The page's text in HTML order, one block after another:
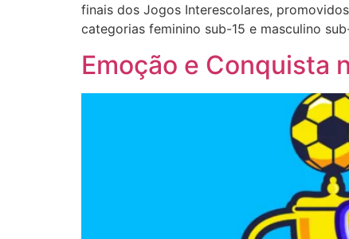
finais dos Jogos Interescolares,
categorias feminino sub-15 e masculino
Emoção e Conquista